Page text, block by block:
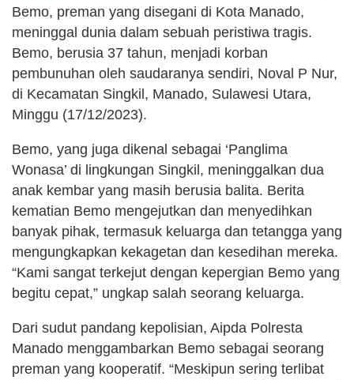
Bemo, preman yang disegani di Kota Manado,
meninggal dunia dalam sebuah peristiwa tragis.
Bemo, berusia 37 tahun, menjadi korban
pembunuhan oleh saudaranya sendiri, Noval P Nur,
di Kecamatan Singkil, Manado, Sulawesi Utara,
Minggu (17/12/2023).
Bemo, yang juga dikenal sebagai ‘Panglima
Wonasa’ di lingkungan Singkil, meninggalkan dua
anak kembar yang masih berusia balita. Berita
kematian Bemo mengejutkan dan menyedihkan
banyak pihak, termasuk keluarga dan tetangga yang
mengungkapkan kekagetan dan kesedihan mereka.
“Kami sangat terkejut dengan kepergian Bemo yang
begitu cepat,” ungkap salah seorang keluarga.
Dari sudut pandang kepolisian, Aipda Polresta
Manado menggambarkan Bemo sebagai seorang
preman yang kooperatif. “Meskipun sering terlibat